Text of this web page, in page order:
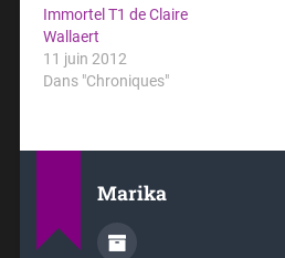
Immortel T1 de Claire
Wallaert
11 juin 2012
Dans "Chroniques"
Marika